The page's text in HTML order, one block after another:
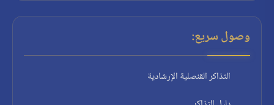
وصول سريع:
التذاكر القنصلية الإرشادية